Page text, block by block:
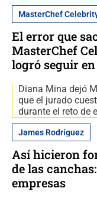
MasterChef
El error que
MasterChef
logró seguir
Diana Mina dejó
que el jurado
durante el reto de
James Rodríguez
Así hicieron
de las
empresas